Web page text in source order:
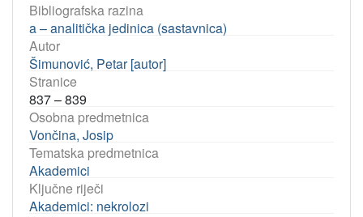
Bibliografska razina
a – analitička jedinica (sastavnica)
Autor
Šimunović, Petar [autor]
Stranice
837 – 839
Osobna predmetnica
Vončina, Josip
Tematska predmetnica
Akademici
Ključne riječi
Akademici: nekrolozi